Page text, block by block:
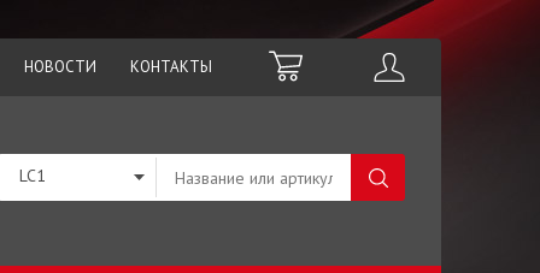
НОВОСТИ КОНТАКТЫ
LC1